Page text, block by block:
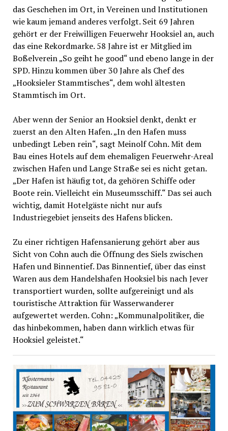
das Geschehen im Ort, in Vereinen und Institutionen
wie kaum jemand anderes verfolgt. Seit 69 Jahren
gehört er der Freiwilligen Feuerwehr Hooksiel an, auch
das eine Rekordmarke. 58 Jahre ist er Mitglied im
Boßelverein „So geiht he good“ und ebeno lange in der
SPD. Hinzu kommen über 30 Jahre als Chef des
„Hooksieler Stammtisches“, dem wohl ältesten
Stammtisch im Ort.
Aber wenn der Senior an Hooksiel denkt, denkt er
zuerst an den Alten Hafen. „In den Hafen muss
unbedingt Leben rein“, sagt Meinolf Cohn. Mit dem
Bau eines Hotels auf dem ehemaligen Feuerwehr-Areal
zwischen Hafen und Lange Straße sei es nicht getan.
„Der Hafen ist häufig tot, da gehören Schiffe oder
Boote rein. Vielleicht ein Museumsschiff.“ Das sei auch
wichtig, damit Hotelgäste nicht nur aufs
Industriegebiet jenseits des Hafens blicken.
Zu einer richtigen Hafensanierung gehört aber aus
Sicht von Cohn auch die Öffnung des Siels zwischen
Hafen und Binnentief. Das Binnentief, über das einst
Waren aus dem Handelshafen Hooksiel bis nach Jever
transportiert wurden, sollte aufgereinigt und als
touristische Attraktion für Wasserwanderer
aufgewertet werden. Cohn: „Kommunalpolitiker, die
das hinbekommen, haben dann wirklich etwas für
Hooksiel geleistet.“